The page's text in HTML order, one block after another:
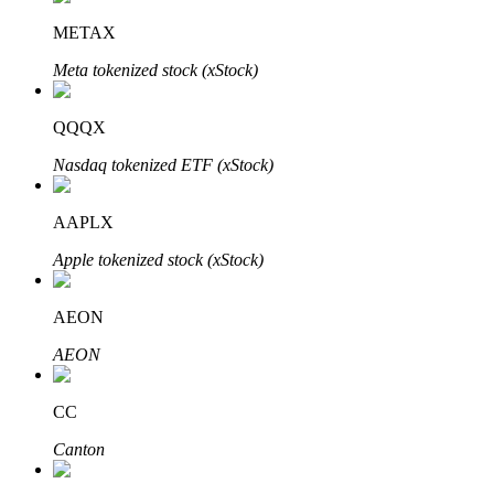
Блокировки BTR
Сервис заимствований, обеспеченных криптовалютой
METAX
Meta tokenized stock (xStock)
QQQX
Nasdaq tokenized ETF (xStock)
AAPLX
Apple tokenized stock (xStock)
AEON
AEON
CC
Canton